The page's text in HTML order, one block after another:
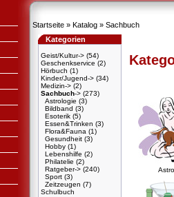
Startseite » Katalog » Sachbuch
Kategorien
Geist/Kultur-> (54)
Geschenkservice (2)
Hörbuch (1)
Kinder/Jugend-> (34)
Medizin-> (2)
Sachbuch-> (273)
Astrologie (3)
Bildband (3)
Esoterik (5)
Essen&Trinken (3)
Flora&Fauna (1)
Gesundheit (3)
Hobby (1)
Lebenshilfe (2)
Philatelie (2)
Ratgeber-> (240)
Sport (3)
Zeitzeugen (7)
Schulbuch